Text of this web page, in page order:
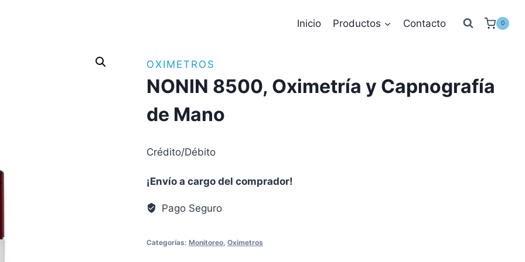
Inicio Productos Contacto 0
OXIMETROS
NONIN 8500, Oximetría y Capnografía
de Mano
Crédito/Débito
¡Envío a cargo del comprador!
Pago Seguro
Categorías: Monitoreo, Oximetros